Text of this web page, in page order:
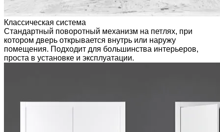
Классическая система
Стандартный поворотный механизм на петлях, при
котором дверь открывается внутрь или наружу
помещения. Подходит для большинства интерьеров,
проста в установке и эксплуатации.